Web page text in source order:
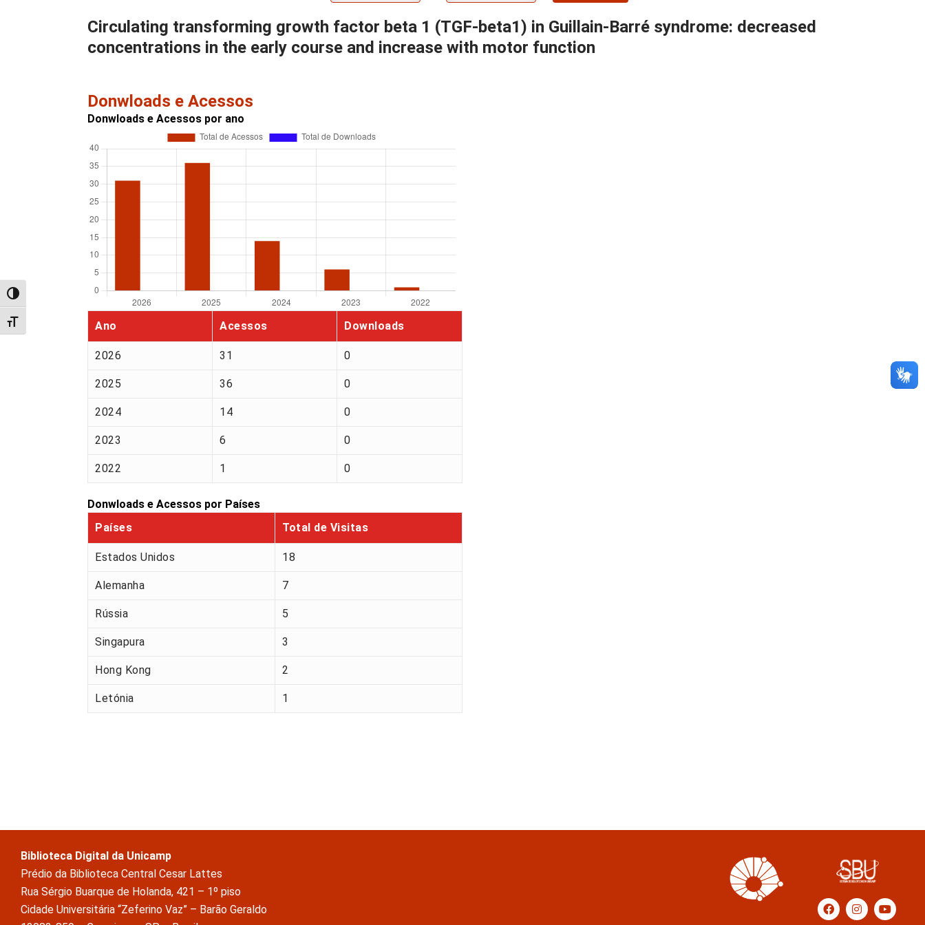
Alternar alto contraste
Alternar tamanho da fonte
Circulating transforming growth factor beta 1 (TGF-beta1) in Guillain-Barré syndrome: decreased
concentrations in the early course and increase with motor function
Donwloads e Acessos
Donwloads e Acessos por ano
Ano Acessos Downloads
2026 31 0
2025 36 0
2024 14 0
2023 6 0
2022 1 0
Donwloads e Acessos por Países
Países
Total de Visitas
Estados Unidos 18
Alemanha 7
Rússia 5
Singapura 3
Hong Kong 2
Letónia 1
Biblioteca Digital da Unicamp
Prédio da Biblioteca Central Cesar Lattes
Rua Sérgio Buarque de Holanda, 421 – 1º piso
Cidade Universitária “Zeferino Vaz” – Barão Geraldo